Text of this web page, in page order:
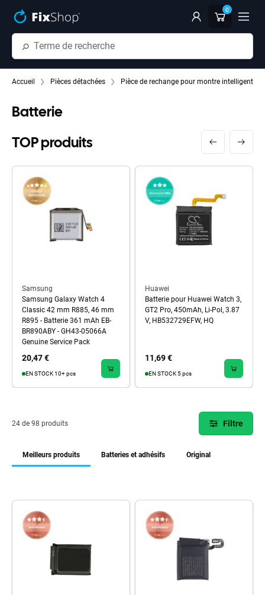
0
Accueil Pièces détachées Pièce de rechange pour montre intelligente
Batterie
TOP produits
Samsung
Samsung Galaxy Watch 4
Classic 42 mm R885, 46 mm
R895 - Batterie 361 mAh EB-
BR890ABY - GH43-05066A
Genuine Service Pack
20,47 €
EN STOCK 10+ pcs
Huawei
Batterie pour Huawei Watch 3,
GT2 Pro, 450mAh, Li-Pol, 3.87
V, HB532729EFW, HQ
11,69 €
EN STOCK 5 pcs
24 de 98 produits Filtre
Meilleurs produits Batteries et adhésifs Original